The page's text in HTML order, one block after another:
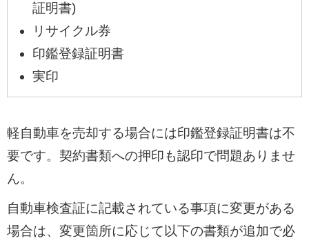
証明書)
リサイクル券
印鑑登録証明書
実印
軽自動車を売却する場合には印鑑登録証明書は不
要です。契約書類への押印も認印で問題ありませ
ん。
自動車検査証に記載されている事項に変更がある
場合は、変更箇所に応じて以下の書類が追加で必